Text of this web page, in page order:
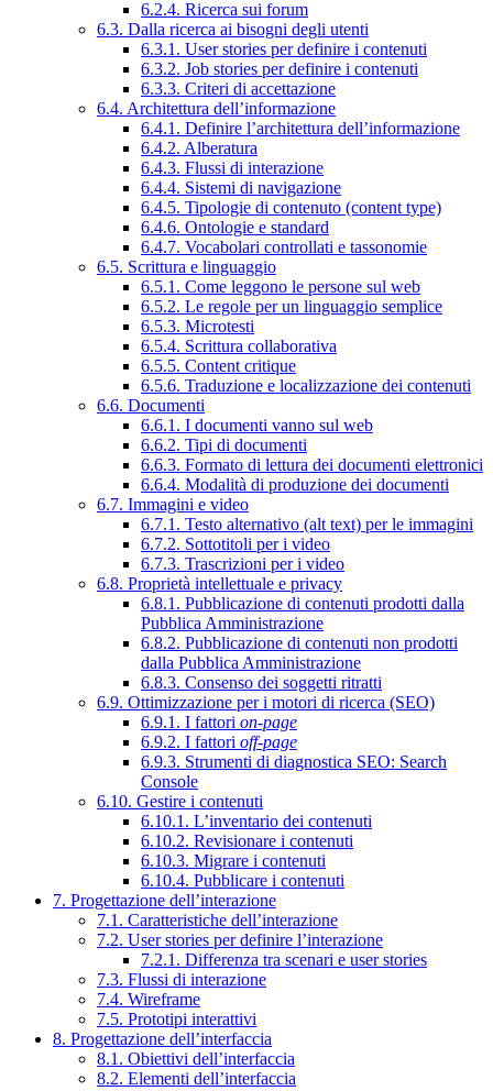
6.2.4. Ricerca sui forum
6.3. Dalla ricerca ai bisogni degli utenti
6.3.1. User stories per definire i contenuti
6.3.2. Job stories per definire i contenuti
6.3.3. Criteri di accettazione
6.4. Architettura dell’informazione
6.4.1. Definire l’architettura dell’informazione
6.4.2. Alberatura
6.4.3. Flussi di interazione
6.4.4. Sistemi di navigazione
6.4.5. Tipologie di contenuto (content type)
6.4.6. Ontologie e standard
6.4.7. Vocabolari controllati e tassonomie
6.5. Scrittura e linguaggio
6.5.1. Come leggono le persone sul web
6.5.2. Le regole per un linguaggio semplice
6.5.3. Microtesti
6.5.4. Scrittura collaborativa
6.5.5. Content critique
6.5.6. Traduzione e localizzazione dei contenuti
6.6. Documenti
6.6.1. I documenti vanno sul web
6.6.2. Tipi di documenti
6.6.3. Formato di lettura dei documenti elettronici
6.6.4. Modalità di produzione dei documenti
6.7. Immagini e video
6.7.1. Testo alternativo (alt text) per le immagini
6.7.2. Sottotitoli per i video
6.7.3. Trascrizioni per i video
6.8. Proprietà intellettuale e privacy
6.8.1. Pubblicazione di contenuti prodotti dalla
Pubblica Amministrazione
6.8.2. Pubblicazione di contenuti non prodotti
dalla Pubblica Amministrazione
6.8.3. Consenso dei soggetti ritratti
6.9. Ottimizzazione per i motori di ricerca (SEO)
6.9.1. I fattori on-page
6.9.2. I fattori off-page
6.9.3. Strumenti di diagnostica SEO: Search
Console
6.10. Gestire i contenuti
6.10.1. L’inventario dei contenuti
6.10.2. Revisionare i contenuti
6.10.3. Migrare i contenuti
6.10.4. Pubblicare i contenuti
7. Progettazione dell’interazione
7.1. Caratteristiche dell’interazione
7.2. User stories per definire l’interazione
7.2.1. Differenza tra scenari e user stories
7.3. Flussi di interazione
7.4. Wireframe
7.5. Prototipi interattivi
8. Progettazione dell’interfaccia
8.1. Obiettivi dell’interfaccia
8.2. Elementi dell’interfaccia